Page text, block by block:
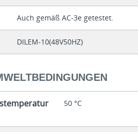
Auch gemäß AC-3e getestet.
DILEM-10(48V50HZ)
50 °C